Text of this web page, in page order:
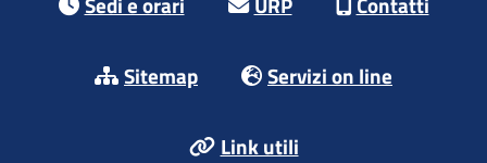
Sitemap Servizi on line
Link utili